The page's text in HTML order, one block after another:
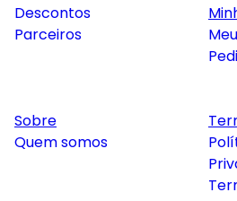
Descontos
Parceiros
Sobre
Quem somos